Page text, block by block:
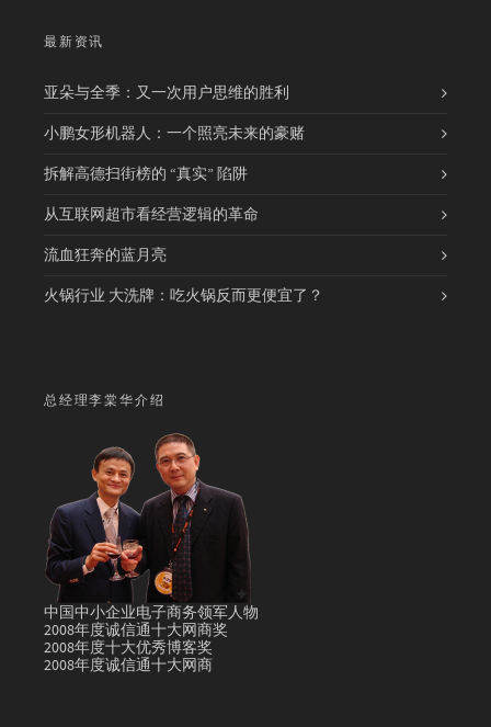
最新资讯
亚朵与全季：又一次用户思维的胜利
小鹏女形机器人：一个照亮未来的豪赌
拆解高德扫街榜的 “真实” 陷阱
从互联网超市看经营逻辑的革命
流血狂奔的蓝月亮
火锅行业 大洗牌：吃火锅反而更便宜了？
总经理李棠华介绍
中国中小企业电子商务领军人物
2008年度诚信通十大网商奖
2008年度十大优秀博客奖
2008年度诚信通十大网商